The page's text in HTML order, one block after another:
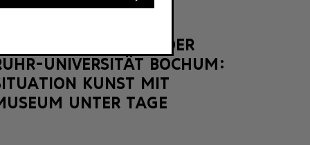
KUNSTSAMMLUNGEN DER
UNIVERSITÄT BOCHUM:
KUNST MIT
UNTER TAGE